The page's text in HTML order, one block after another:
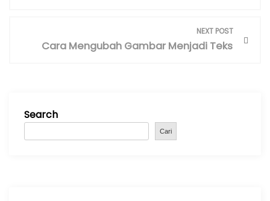
NEXT POST
Cara Mengubah Gambar Menjadi Teks
Search
Cari